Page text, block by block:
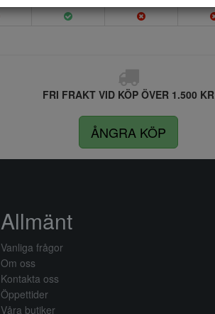
FRI FRAKT VID KÖP ÖVER 1.500 KR
ÅNGRA KÖP
Allmänt
Vanliga frågor
Om oss
Kontakta oss
Öppettider
Våra butiker